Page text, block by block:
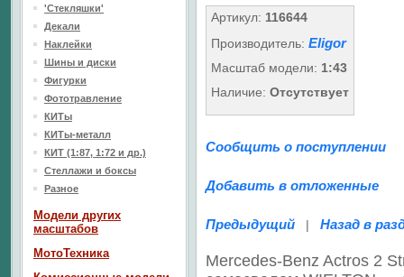
Артикул: 116644
Производитель: Eligor
Масштаб модели: 1:43
Наличие: Отсутствует
Сообщить о поступлении
Добавить в отложенные
Предыдущий | Назад в
Mercedes-Benz Actros 2
'Стекляшки'
Декали
Наклейки
Шины и диски
Фигурки
Фототравление
КИТы
КИТы-металл
КИТ (1:87, 1:72 и др.)
Стеллажи и боксы
Разное
Модели других
масштабов
МотоТехника